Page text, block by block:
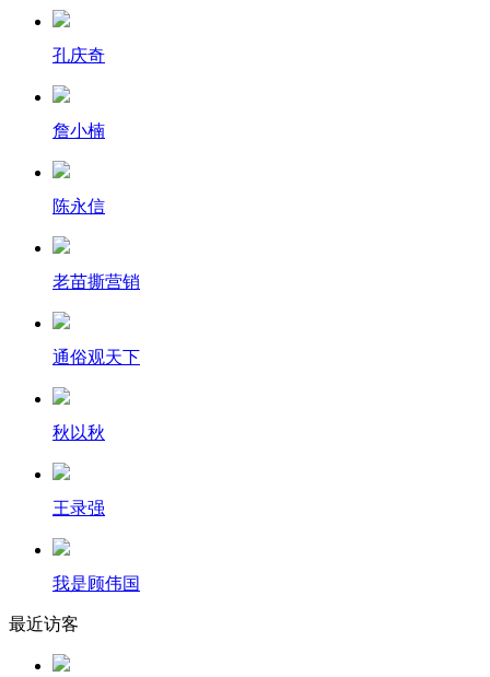
孔庆奇
詹小楠
陈永信
老苗撕营销
通俗观天下
秋以秋
王录强
我是顾伟国
最近访客